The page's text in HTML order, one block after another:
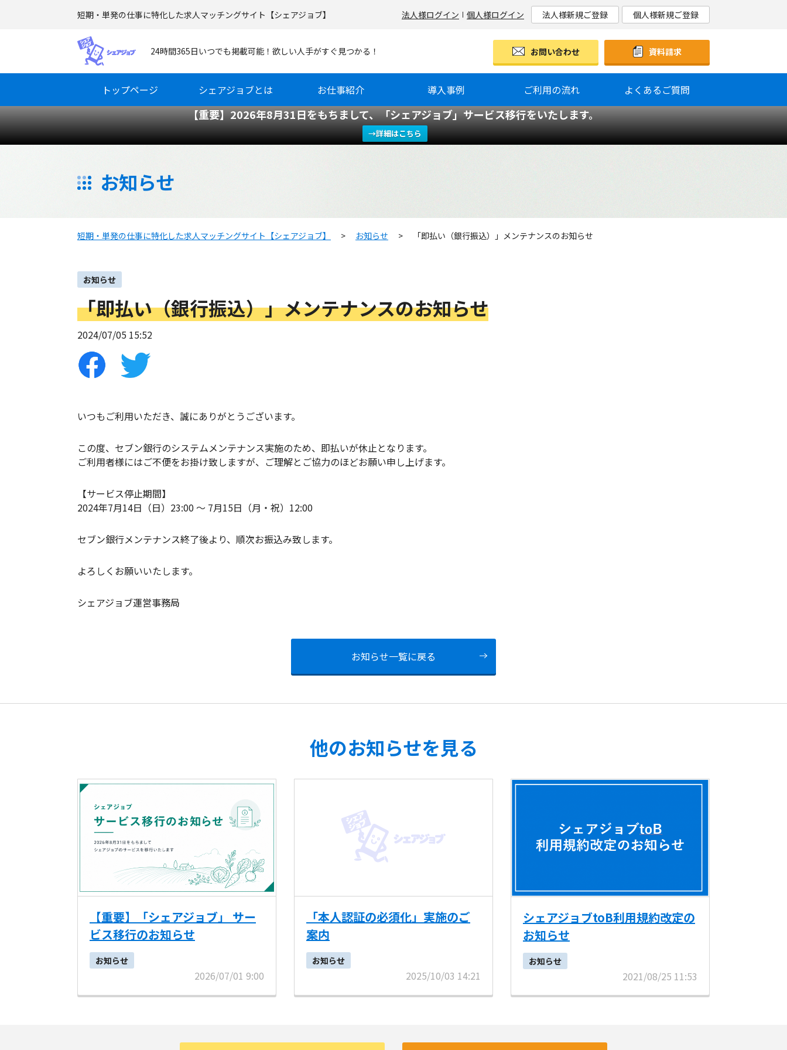
【重要】2026年8月31日をもちまして、「シェアジョブ」サービス移行をいたします。
→詳細はこちら
短期・単発の仕事に特化した求人マッチングサイト【シェアジョブ】 法人様ログイン 個人様ログイン 法人様新規ご登録 個人様新規ご登録
24時間365日いつでも掲載可能！欲しい人手がすぐ見つかる！ お問い合わせ 資料請求
トップページ シェアジョブとは お仕事紹介 導入事例 ご利用の流れ よくあるご質問
お知らせ
短期・単発の仕事に特化した求人マッチングサイト【シェアジョブ】 > お知らせ > 「即払い（銀行振込）」メンテナンスのお知らせ
お知らせ
「即払い（銀行振込）」メンテナンスのお知らせ
2024/07/05 15:52
いつもご利用いただき、誠にありがとうございます。
この度、セブン銀行のシステムメンテナンス実施のため、即払いが休止となります。
ご利用者様にはご不便をお掛け致しますが、ご理解とご協力のほどお願い申し上げます。
【サービス停止期間】
2024年7月14日（日）23:00 ～ 7月15日（月・祝）12:00
セブン銀行メンテナンス終了後より、順次お振込み致します。
よろしくお願いいたします。
シェアジョブ運営事務局
お知らせ一覧に戻る
他のお知らせを見る
【重要】「シェアジョブ」 サー
ビス移行のお知らせ
お知らせ
2026/07/01 9:00
「本人認証の必須化」実施のご
案内
お知らせ
2025/10/03 14:21
シェアジョブtoB利用規約改定の
お知らせ
お知らせ
2021/08/25 11:53